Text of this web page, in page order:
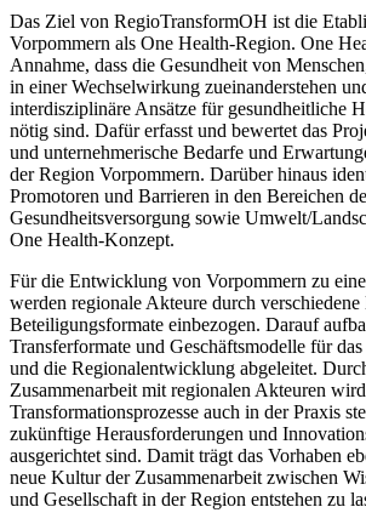
Das Ziel von RegioTransformOH ist die
Vorpommern als One Health-Region. One
Annahme, dass die Gesundheit von
in einer Wechselwirkung zueinanderstehen
interdisziplinäre Ansätze für gesundheitliche
nötig sind. Dafür erfasst und bewertet das
und unternehmerische Bedarfe und
der Region Vorpommern. Darüber hinaus
Promotoren und Barrieren in den Bereichen
Gesundheitsversorgung sowie Umwelt/
One Health-Konzept.
Für die Entwicklung von Vorpommern zu
werden regionale Akteure durch
Beteiligungsformate einbezogen. Darauf
Transferformate und Geschäftsmodelle für
und die Regionalentwicklung abgeleitet.
Zusammenarbeit mit regionalen Akteuren
Transformationsprozesse auch in der Praxis
zukünftige Herausforderungen und
ausgerichtet sind. Damit trägt das Vorhaben
neue Kultur der Zusammenarbeit zwischen
und Gesellschaft in der Region entstehen zu